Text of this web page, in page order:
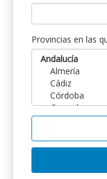
Provincias en las